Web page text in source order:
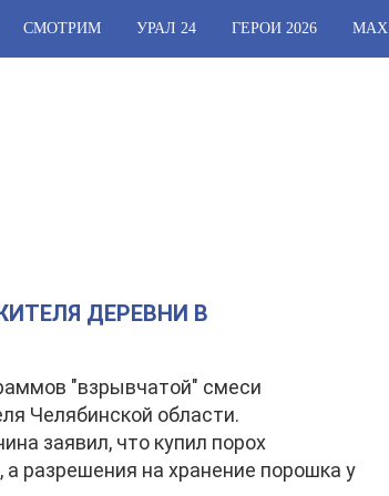
СМОТРИМ УРАЛ 24 ГЕРОИ 2026 МАХ
ДЕРЕВНИ В
"взрывчатой" смеси
Челябинской области.
заявил, что купил порох
разрешения на хранение порошка у